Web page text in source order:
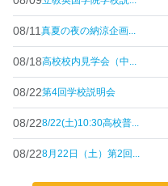
08/11 真夏の夜の納涼企画...
08/18高校校内見学会（中...
08/22第4回学校説明会
08/228/22(土)10:30高校普...
08/228月22日（土）第2回...